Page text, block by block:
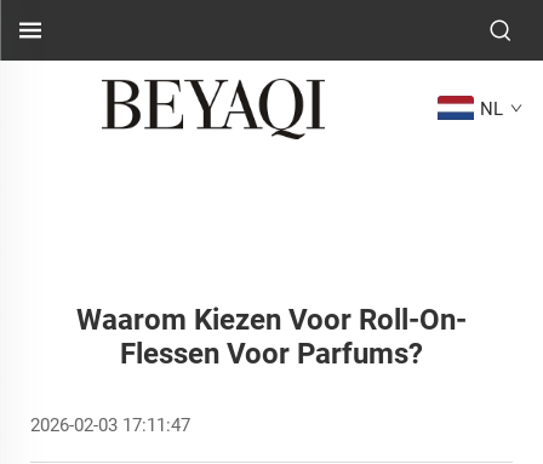
NL
Waarom Kiezen Voor Roll-On-
Flessen Voor Parfums?
2026-02-03 17:11:47